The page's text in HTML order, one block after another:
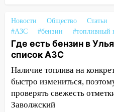
16:26 В Ульяновске
матч «Волги» под
16:12
В Ульяновском
разработают
цифровой ПЦР
15:47 Ульяновцы
Новости Общество
Статьи
#АЗС
#бензин #топливный
Где есть бензин в
список АЗС
Наличие топлива на
быстро измениться,
проверять свежесть
Заволжский